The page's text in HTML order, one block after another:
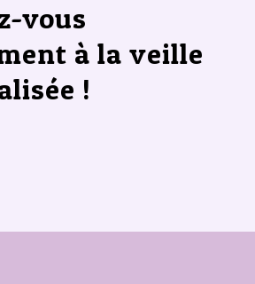
vous
à la veille
!